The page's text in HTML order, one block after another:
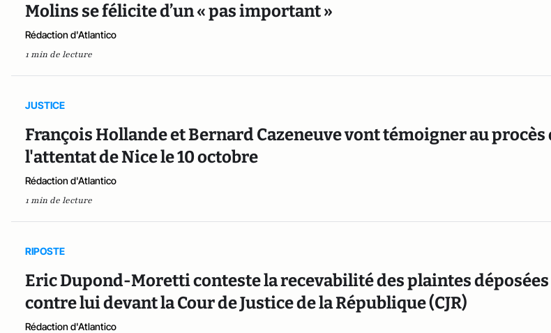
Molins se félicite d’un « pas important »
Rédaction d'Atlantico
1 min de lecture
JUSTICE
François Hollande et Bernard Cazeneuve vont témoigner au procès
l'attentat de Nice le 10 octobre
Rédaction d'Atlantico
1 min de lecture
RIPOSTE
Eric Dupond-Moretti conteste la recevabilité des plaintes déposées
contre lui devant la Cour de Justice de la République (CJR)
Rédaction d'Atlantico